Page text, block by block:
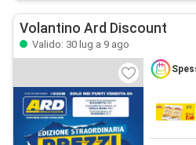
Volantino Ard Discount
Valido: 30 lug a 9 ago